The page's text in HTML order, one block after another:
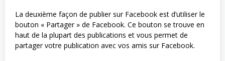
La deuxième façon de publier sur Facebook est d’utiliser le
bouton « Partager » de Facebook. Ce bouton se trouve en
haut de la plupart des publications et vous permet de
partager votre publication avec vos amis sur Facebook.